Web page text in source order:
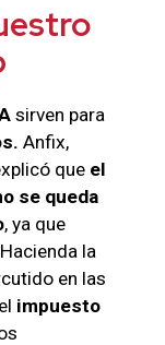
sirven para
Anfix,
que el
se queda
, ya que
la
en las
impuesto